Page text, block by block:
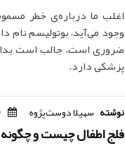
اغلب ما درباره‌ی خطر
وجود می‌آید، بوتولیسم
ضروری است. جالب است
پزشکی دارد.
نوشته سهیلا دوست‌پژوه
فلج اطفال چیست و چگونه